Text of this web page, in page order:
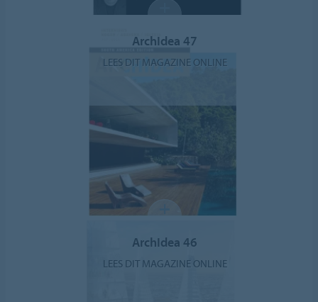
ArchIdea 47
LEES DIT MAGAZINE ONLINE
ArchIdea 46
LEES DIT MAGAZINE ONLINE